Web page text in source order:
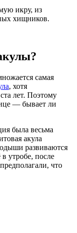
икру, из
хищников.
самая
, хотя
лет. Поэтому
— бывает ли
была весьма
акула
развиваются
утробе, после
что